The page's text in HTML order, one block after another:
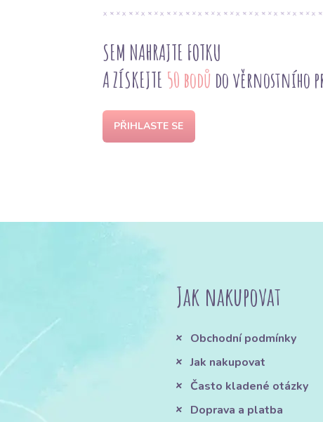
SEM NAHRAJTE FOTKU
A ZÍSKEJTE 50 bodů do věrnostního
PŘIHLASTE SE
Jak nakupovat
Obchodní podmínky
Jak nakupovat
Často kladené otázky
Doprava a platba